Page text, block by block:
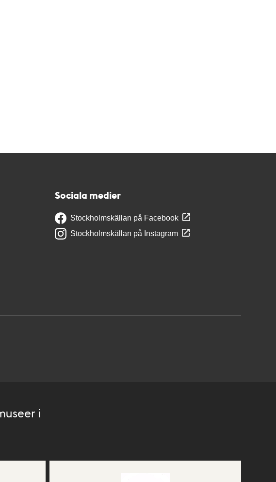
Sociala medier
Stockholmskällan på Facebook
Stockholmskällan på Instagram
i